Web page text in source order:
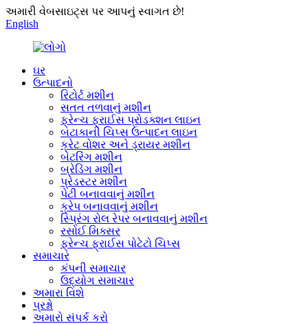
અમારી વેબસાઇટ્સ પર આપનું સ્વાગત છે!
English
ઘર
ઉત્પાદનો
રિટોર્ટ મશીન
સતત તળવાનું મશીન
ફ્રેન્ચ ફ્રાઈસ પ્રોડક્શન લાઇન
બટાકાની ચિપ્સ ઉત્પાદન લાઇન
ક્રેટ વોશર અને ડ્રાયર મશીન
બેટરિંગ મશીન
બ્રેડિંગ મશીન
પ્રેડસ્ટર મશીન
પેટી બનાવવાનું મશીન
ક્રેપ બનાવવાનું મશીન
સ્પ્રિંગ રોલ રેપર બનાવવાનું મશીન
રસોઈ મિક્સર
ફ્રેન્ચ ફ્રાઈસ પોટેટો ચિપ્સ
સમાચાર
કંપની સમાચાર
ઉદ્યોગ સમાચાર
અમારા વિશે
પ્રશ્નો
અમારો સંપર્ક કરો